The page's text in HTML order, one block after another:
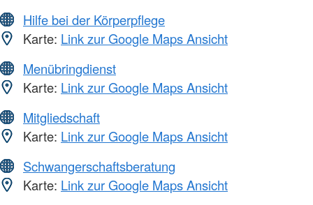
Hilfe bei der Körperpflege
Karte: Link zur Google Maps Ansicht
Menübringdienst
Karte: Link zur Google Maps Ansicht
Mitgliedschaft
Karte: Link zur Google Maps Ansicht
Schwangerschaftsberatung
Karte: Link zur Google Maps Ansicht